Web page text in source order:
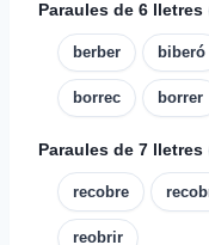
Paraules de 6 lletres
berber biberó
borrec borrer
Paraules de 7 lletres
recobre
reobrir